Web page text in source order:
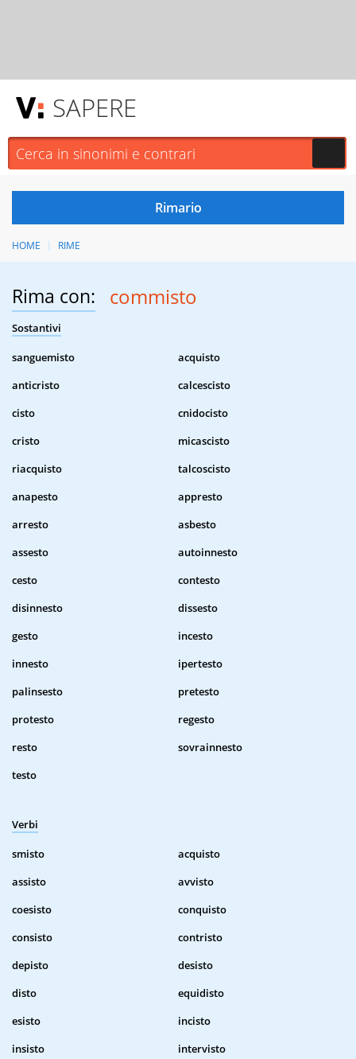
SAPERE
HOME RIME
Rima con: commisto
Sostantivi
sanguemisto
acquisto
anticristo
calcescisto
cisto
cnidocisto
cristo
micascisto
riacquisto
talcoscisto
anapesto
appresto
arresto
asbesto
assesto
autoinnesto
cesto
contesto
disinnesto
dissesto
gesto
incesto
innesto
ipertesto
palinsesto
pretesto
protesto
regesto
resto
sovrainnesto
testo
Verbi
smisto
acquisto
assisto
avvisto
coesisto
conquisto
consisto
contristo
depisto
desisto
disto
equidisto
esisto
incisto
insisto
intervisto